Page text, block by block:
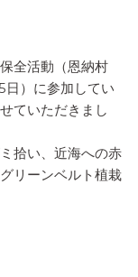
よる光合成が行
素を排出してい
り、地球温暖化
。
暖化が促進され
全活動（恩納村
）に参加してい
ていただきまし
拾い、近海への赤
リーンベルト植栽